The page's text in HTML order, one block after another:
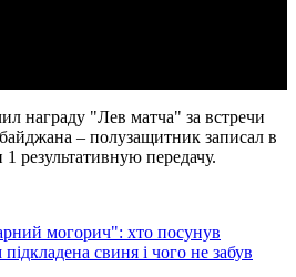
награду "Лев матча" за встречи
– полузащитник записал в
результативную передачу.
могорич": хто посунув
свиня і чого не забув